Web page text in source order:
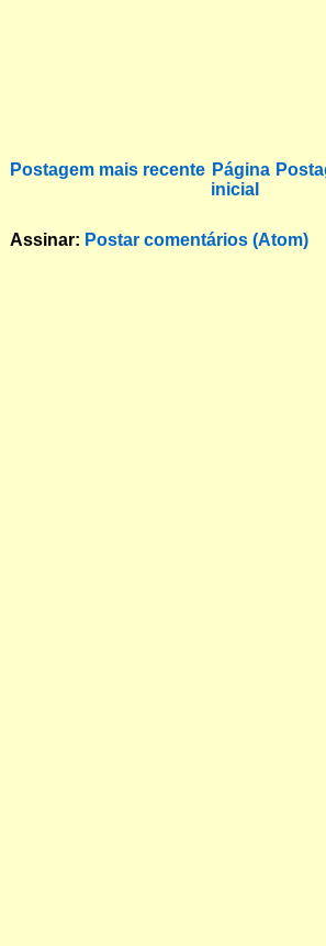
Postagem mais recente Página
inicial
Assinar: Postar comentários (Atom)